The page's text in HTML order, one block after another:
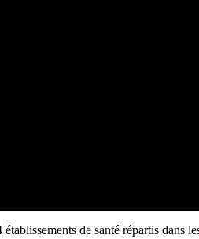
de santé répartis